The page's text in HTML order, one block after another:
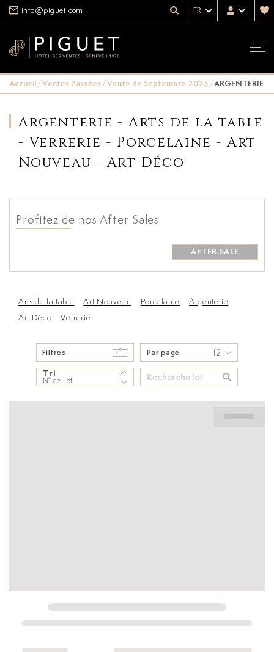
info@piguet.com FR
Accueil/Ventes Passées/Vente de Septembre 2025/ARGENTERIE -
Argenterie - Arts de la table
- Verrerie - Porcelaine - Art
Nouveau - Art Déco
Profitez de nos After Sales
AFTER SALE
Arts de la table Art Nouveau Porcelaine
Argenterie
Art Déco
Verrerie
Filtres Par page 12
Tri
N° de Lot